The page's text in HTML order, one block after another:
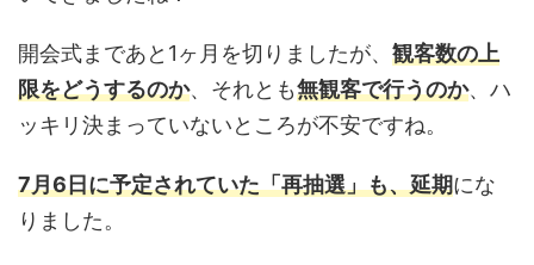
開会式まであと1ヶ月を切りましたが、 観客数の上
限をどうするのか、それとも無観客で行うのか、ハ
ッキリ決まっていないところが不安ですね。
7月6日に予定されていた「再抽選」も、延期にな
りました。